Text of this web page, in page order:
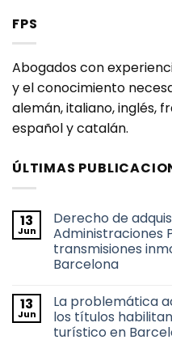
FPS
Abogados con
y el conocimiento
alemán, italiano, inglés,
español y catalán.
ÚLTIMAS
13
Jun
Derecho de
Administraciones
transmisiones
Barcelona
comentarios
en
Derecho
de
13
Jun
La problemática
los títulos
turístico en